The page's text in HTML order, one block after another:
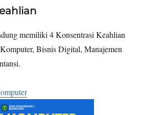
memiliki 4 Konsentrasi Keahlian
Bisnis Digital, Manajemen